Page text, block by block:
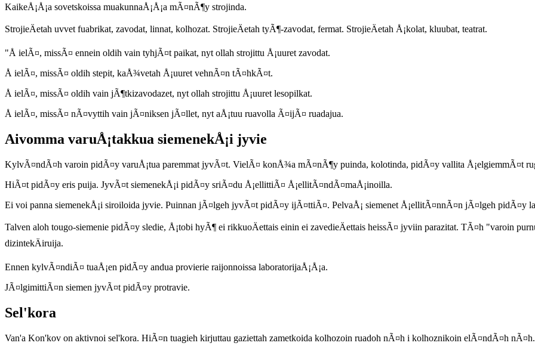
KaikeÅ¡Å¡a sovetskoissa muakunnaÅ¡Å¡a mÃ¤nÃ¶y strojinda.
StrojieÄetah uvvet fuabrikat, zavodat, linnat, kolhozat. StrojieÄetah tyÃ¶-zavodat, fermat. StrojieÄetah Å¡kolat, kluubat, teatrat.
"Å ielÃ¤, missÃ¤ ennein oldih vain tyhjÃ¤t paikat, nyt ollah strojittu Å¡uuret zavodat.
Å ielÃ¤, missÃ¤ oldih stepit, kaÅ¾vetah Å¡uuret vehnÃ¤n tÃ¤hkÃ¤t.
Å ielÃ¤, missÃ¤ oldih vain jÃ¶tkizavodazet, nyt ollah strojittu Å¡uuret lesopilkat.
Å ielÃ¤, missÃ¤ nÃ¤vyttih vain jÃ¤niksen jÃ¤llet, nyt aÅ¡tuu ruavolla Ã¤ijÃ¤ ruadajua.
Aivomma varuÅ¡takkua siemenekÅ¡i jyvie
KylvÃ¤ndÃ¤h varoin pidÃ¤y varuÅ¡tua paremmat jyvÃ¤t. VielÃ¤ konÅ¾a mÃ¤nÃ¶y puinda, kolotinda, pidÃ¤y vallita Å¡elgiemmÃ¤t
HiÃ¤t pidÃ¤y eris puija. JyvÃ¤t siemenekÅ¡i pidÃ¤y sriÃ¤du Å¡ellittiÃ¤ Å¡ellitÃ¤ndÃ¤maÅ¡inoilla.
Ei voi panna siemenekÅ¡i siroiloida jyvie. Puinnan jÃ¤lgeh jyvÃ¤t pidÃ¤y ijÃ¤ttiÃ¤. PelvaÅ¡ siemenet Å¡ellitÃ¤nnÃ¤n jÃ¤lgeh pidÃ¤y
Talven aloh tougo-siemenie pidÃ¤y sledie, Å¡tobi hyÃ¶ ei rikkuoÄettais einin ei zavedieÄettais heissÃ¤ jyviin parazitat. TÃ¤h "varoin
dizintekÄiruija.
Ennen kylvÃ¤ndiÃ¤ tuaÅ¡en pidÃ¤y andua provierie raijonnoissa laboratorijaÅ¡Å¡a.
JÃ¤lgimittiÃ¤n siemen jyvÃ¤t pidÃ¤y protravie.
Sel'kora
Van'a Kon'kov on aktivnoi sel'kora. HiÃ¤n tuagieh kirjuttau gaziettah zametkoida kolhozoin ruadoh nÃ¤h i kolhoznikoin elÃ¤ndÃ¤h nÃ¤h.